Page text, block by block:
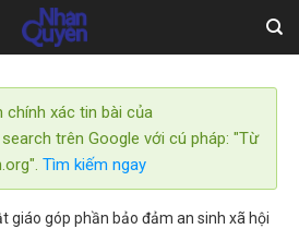
chính xác tin bài của
trên Google với cú pháp: "Từ
Tìm kiếm ngay
giáo góp phần bảo đảm an sinh xã hội